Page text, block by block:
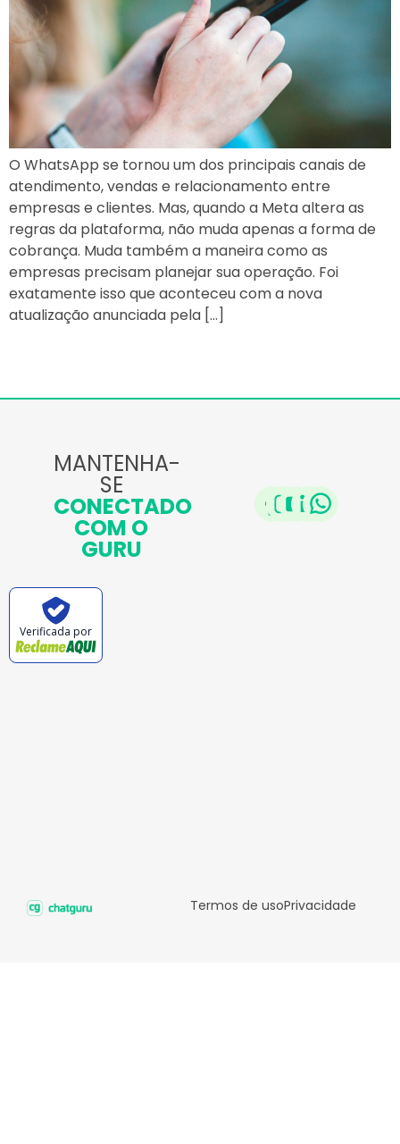
O WhatsApp se tornou um dos principais canais de
atendimento, vendas e relacionamento entre
empresas e clientes. Mas, quando a Meta altera as
regras da plataforma, não muda apenas a forma de
cobrança. Muda também a maneira como as
empresas precisam planejar sua operação. Foi
exatamente isso que aconteceu com a nova
atualização anunciada pela […]
MANTENHA-
SE
CONECTADO
COM O
GURU
Verificada por
Termos de usoPrivacidade